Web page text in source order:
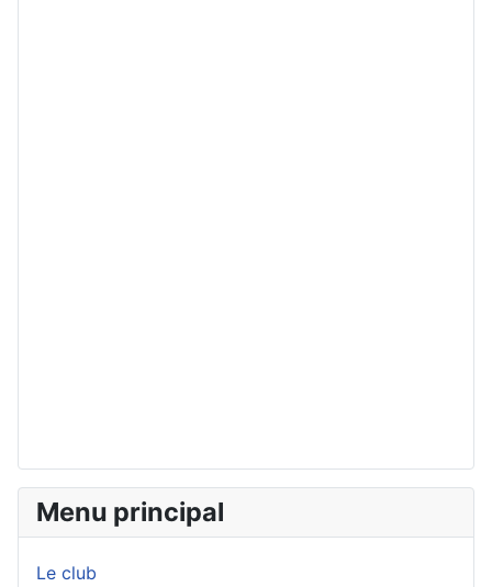
Menu principal
Le club